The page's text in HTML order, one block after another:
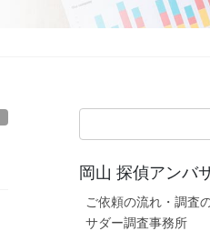
岡山 探偵アンバ
ご依頼の流れ・調査
サダー調査事務所